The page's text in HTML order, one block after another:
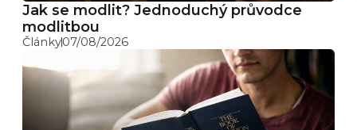
Jak se modlit? Jednoduchý průvodce
modlitbou
Články07/08/2026